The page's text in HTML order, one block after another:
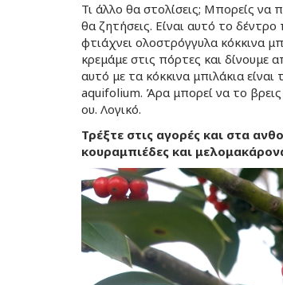
Τι άλλο θα στολίσεις; Μπορείς να
θα ζητήσεις. Είναι αυτό το
φτιάχνει ολοστρόγγυλα κόκκινα
κρεμάμε στις πόρτες και δίνουμε
αυτό με τα κόκκινα μπιλάκια
aquifolium. Άρα μπορεί να το
ου. Λογικό.
Τρέξτε στις αγορές και στα
κουραμπιέδες και